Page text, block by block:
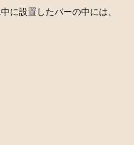
に設置したバーの中には、